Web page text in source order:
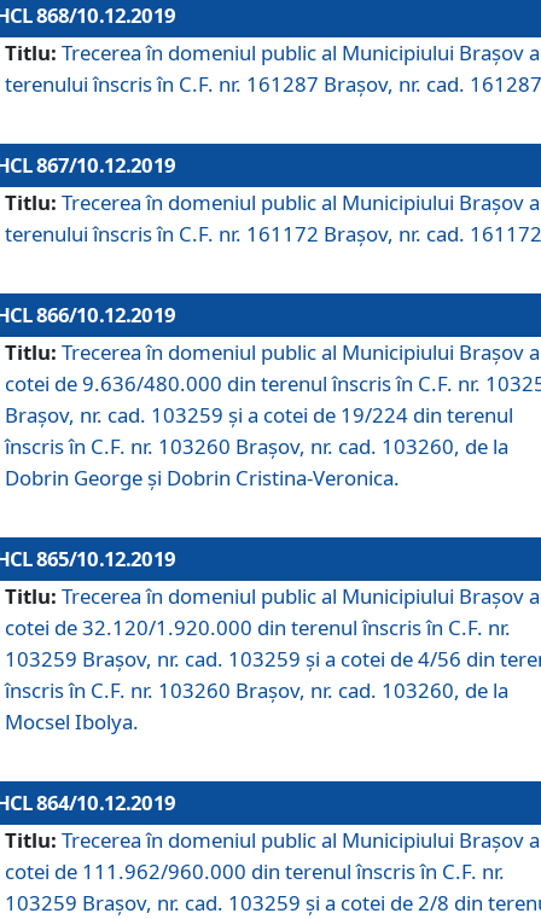
868/10.12.2019
Titlu: Trecerea în domeniul public al Municipiului Braşov a
terenului înscris în C.F. nr. 161287 Brașov, nr. cad.
867/10.12.2019
Titlu: Trecerea în domeniul public al Municipiului Braşov a
terenului înscris în C.F. nr. 161172 Brașov, nr. cad.
866/10.12.2019
Titlu: Trecerea în domeniul public al Municipiului Braşov a
cotei de 9.636/480.000 din terenul înscris în C.F. nr.
Brașov, nr. cad. 103259 și a cotei de 19/224 din terenul
înscris în C.F. nr. 103260 Brașov, nr. cad. 103260, de la
Dobrin George și Dobrin Cristina-Veronica.
865/10.12.2019
Titlu: Trecerea în domeniul public al Municipiului Braşov a
cotei de 32.120/1.920.000 din terenul înscris în C.F. nr.
103259 Brașov, nr. cad. 103259 și a cotei de 4/56 din
înscris în C.F. nr. 103260 Brașov, nr. cad. 103260, de la
Mocsel Ibolya.
864/10.12.2019
Titlu: Trecerea în domeniul public al Municipiului Braşov a
cotei de 111.962/960.000 din terenul înscris în C.F. nr.
103259 Brașov, nr. cad. 103259 și a cotei de 2/8 din